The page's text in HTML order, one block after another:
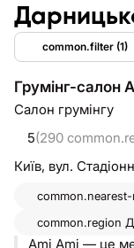
common.filter (1)
Грумінг-салон
Салон грумінгу
5(290
Київ, вул.
common.region
Ami Ami — це